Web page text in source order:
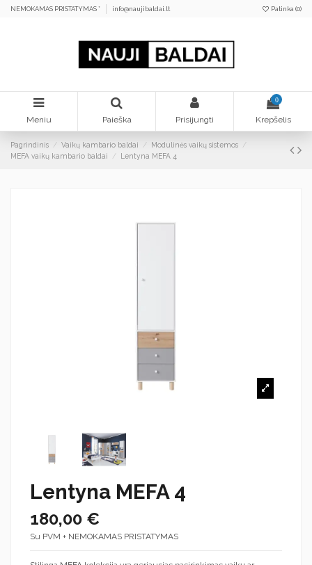
NEMOKAMAS PRISTATYMAS * info@naujibaldai.lt Patinka (0)
Meniu Paieška Prisijungti
0
Krepšelis
Pagrindinis Vaikų kambario baldai
Modulinės vaikų sistemos
MEFA vaikų kambario baldai
Lentyna MEFA 4
Lentyna MEFA 4
180,00 €
Su PVM + NEMOKAMAS PRISTATYMAS